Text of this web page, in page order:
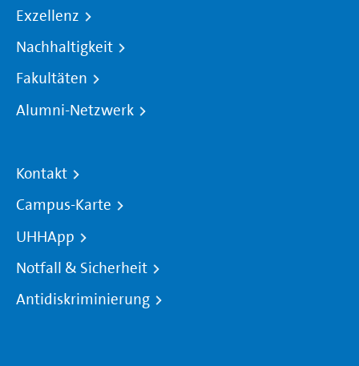
Exzellenz
Nachhaltigkeit
Fakultäten
Alumni-Netzwerk
Kontakt
Campus-Karte
UHHApp
Notfall & Sicherheit
Antidiskriminierung